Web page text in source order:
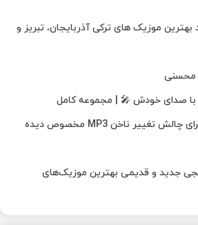
موزیک‌ های ترکی آذربایجان، تبریز و
محسنی
با صدای خودش 🎤 | مجموعه کامل
دانلود مجموعه آهنگ برای چالش تغییر ناخن MP3 مخصوص دیده
جدید و قدیمی بهترین موزیک‌های